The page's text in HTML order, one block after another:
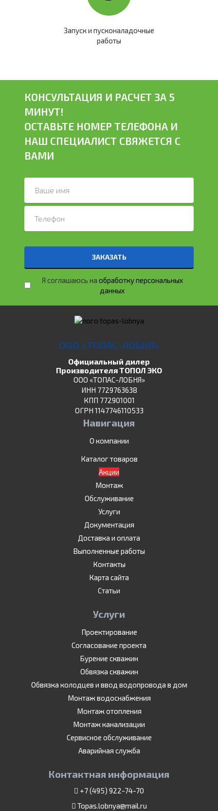
Запуск и пусконаладочные
работы
КОНСУЛЬТАЦИЯ И РАСЧЕТ ЗА 5
МИНУТ!
ОСТАВЬТЕ НОМЕР ТЕЛЕФОНА И
НАШ СПЕЦИАЛИСТ СВЯЖЕТСЯ С
ВАМИ
ЗАКАЗАТЬ
Я соглашаюсь на обработку персональных
данных
ООО «ТОПАС-ЛОБНЯ»
Официальный дилер
Производителя ТОПОЛ ЭКО
ООО «ТОПАС-ЛОБНЯ»
ИНН 7729763638
КПП 772901001
ОГРН 1147746110533
Навигация
О компании
Каталог товаров
Акции
Монтаж
Обслуживание
Услуги
Документация
Доставка и оплата
Выполненные работы
Контакты
Карта сайта
Статьи
Услуги
Проектирование
Согласование проекта
Бурение скважин
Обвязка скважин
Обвязка колодцев и ввод водопровода в дом
Монтаж водоснабжения
Монтаж отопления
Монтаж канализации
Сервисное обслуживание
Аварийная служба
Контактная информация
+7 (495) 922-74-70
Topas.lobnya@mail.ru